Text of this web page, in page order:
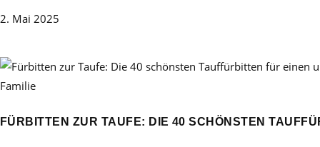
2. Mai 2025
Familie
FÜRBITTEN ZUR TAUFE: DIE 40 SCHÖNSTEN